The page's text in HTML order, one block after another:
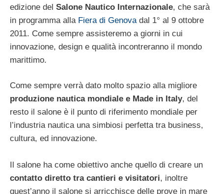
edizione del Salone Nautico Internazionale, che sarà
in programma alla Fiera di Genova dal 1° al 9 ottobre
2011. Come sempre assisteremo a giorni in cui
innovazione, design e qualità incontreranno il mondo
marittimo.
Come sempre verrà dato molto spazio alla migliore
produzione nautica mondiale e Made in Italy, del
resto il salone è il punto di riferimento mondiale per
l’industria nautica una simbiosi perfetta tra business,
cultura, ed innovazione.
Il salone ha come obiettivo anche quello di creare un
contatto diretto tra cantieri e visitatori, inoltre
quest’anno il salone si arricchisce delle prove in mare